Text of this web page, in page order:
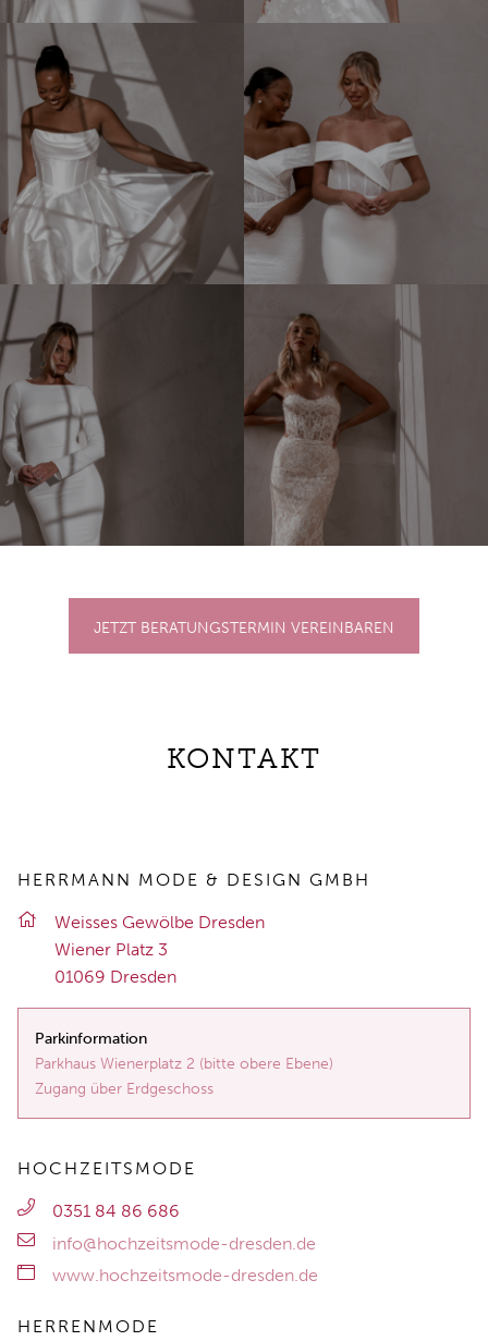
JETZT BERATUNGSTERMIN VEREINBAREN
KONTAKT
HERRMANN MODE & DESIGN GMBH
Weis­ses Ge­wöl­be Dres­den
Wie­ner Platz 3
01069 Dres­den
Parkinformation
Parkhaus Wienerplatz 2 (bitte obere Ebene)
Zugang über Erdgeschoss
HOCHZEITSMODE
0351 84 86 686
info@hochzeitsmode-dresden.de
www.hochzeitsmode-dresden.de
HERRENMODE